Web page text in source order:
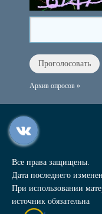
Архив опросов »
Все права защищены.
Дата последнего
При использовании
источник обязательна